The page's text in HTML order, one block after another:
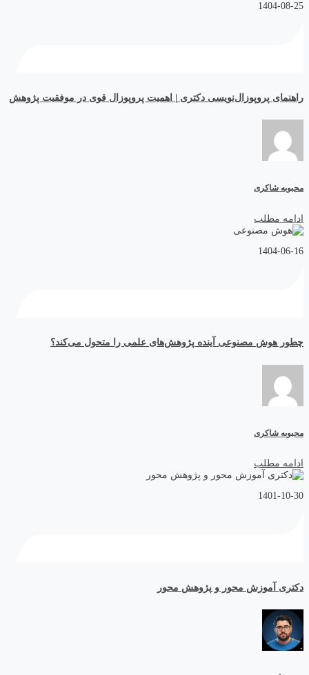
1404-08-25
راهنمای پروپوزال‌نویسی دکتری | اهمیت پروپوزال قوی در موفقیت پژوهش
محبوبه شاکری
ادامه مطلب
1404-06-16
چطور هوش مصنوعی آینده پژوهش‌های علمی را متحول می‌کند؟
محبوبه شاکری
ادامه مطلب
1401-10-30
دکتری آموزش محور و پژوهش محور